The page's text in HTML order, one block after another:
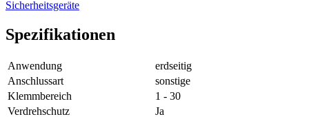
Sicherheitsgeräte
Spezifikationen
Anwendung
erdseitig
Anschlussart
sonstige
Klemmbereich
1 - 30
Verdrehschutz
Ja